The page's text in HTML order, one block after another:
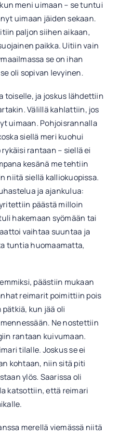
meni uimaan – se tuntui
uimaan jäiden sekaan.
paljon siihen aikaan,
paikka. Uitiin vain
se on ihan
oli sopivan levyinen.
toiselle, ja joskus lähdettiin
Välillä kahlattiin, jos
uimaan. Pohjoisrannalla
siellä meri kuohui
rantaan – siellä ei
kesänä me tehtiin
niitä siellä kalliokuopissa.
ja ajankulua:
päästä milloin
hakemaan syömään tai
vaihtaa suuntaa ja
tuntia huomaamatta,
päästiin mukaan
reimarit poimittiin pois
kun jää oli
Ne nostettiin
rantaan kuivumaan.
tilalle. Joskus se ei
kohtaan, niin sitä piti
ylös. Saarissa oli
katsottiin, että reimari
merellä viemässä niitä